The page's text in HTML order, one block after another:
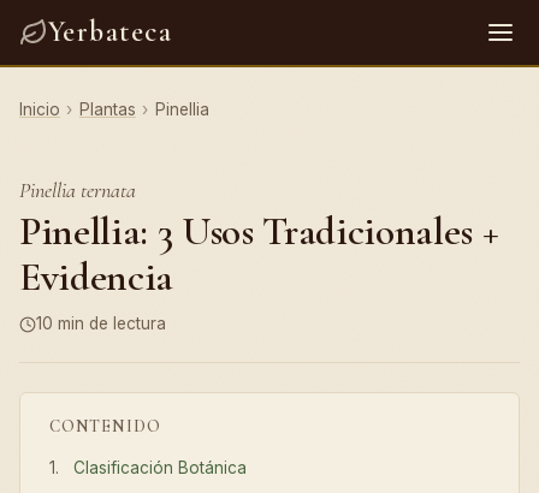
Yerbateca
Inicio › Plantas › Pinellia
Pinellia ternata
Pinellia: 3 Usos Tradicionales +
Evidencia
10 min de lectura
CONTENIDO
Clasificación Botánica